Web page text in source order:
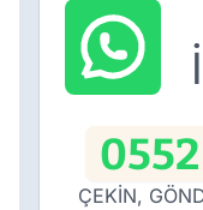
0552
ÇEKİN,